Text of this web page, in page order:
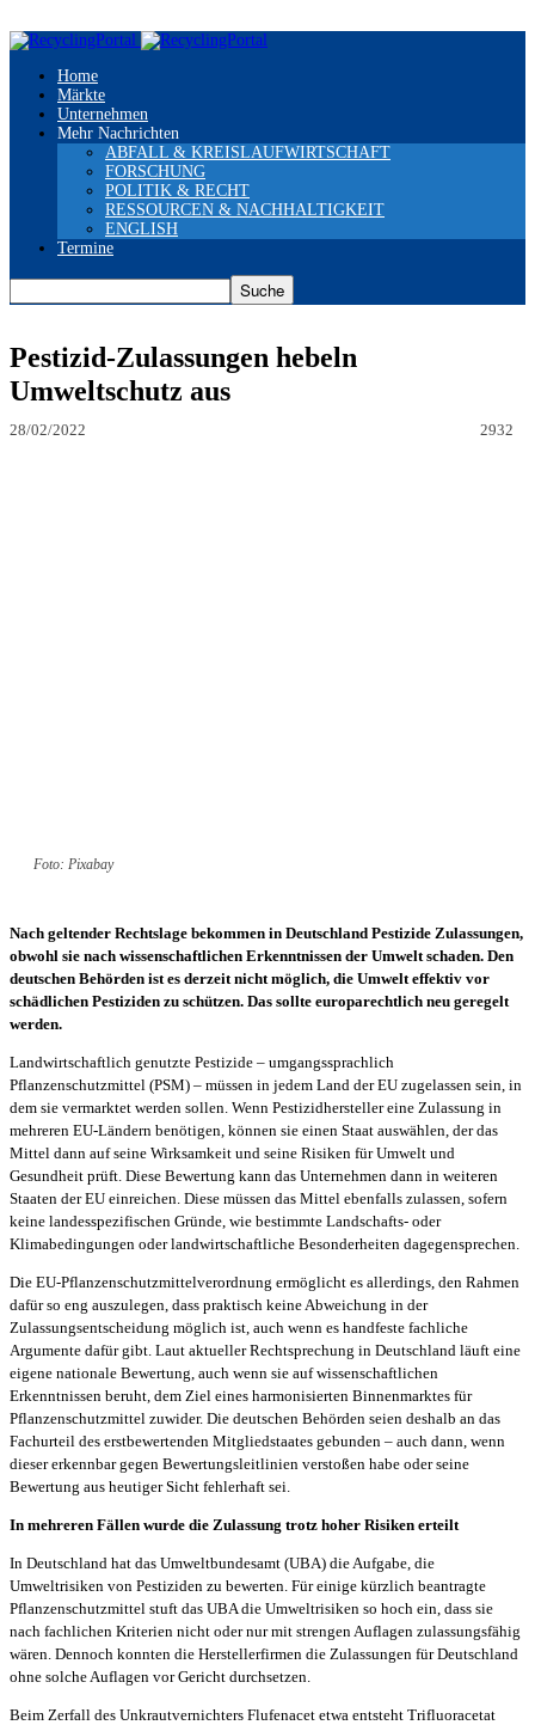
Home
Märkte
Unternehmen
Mehr Nachrichten
ABFALL & KREISLAUFWIRTSCHAFT
FORSCHUNG
POLITIK & RECHT
RESSOURCEN & NACHHALTIGKEIT
ENGLISH
Termine
Pestizid-Zulassungen hebeln
Umweltschutz aus
28/02/2022 2932
Foto: Pixabay
Nach geltender Rechtslage bekommen in Deutschland Pestizide Zulassungen,
obwohl sie nach wissenschaftlichen Erkenntnissen der Umwelt schaden. Den
deutschen Behörden ist es derzeit nicht möglich, die Umwelt effektiv vor
schädlichen Pestiziden zu schützen. Das sollte europarechtlich neu geregelt
werden.
Landwirtschaftlich genutzte Pestizide – umgangssprachlich
Pflanzenschutzmittel (PSM) – müssen in jedem Land der EU zugelassen sein, in
dem sie vermarktet werden sollen. Wenn Pestizidhersteller eine Zulassung in
mehreren EU-Ländern benötigen, können sie einen Staat auswählen, der das
Mittel dann auf seine Wirksamkeit und seine Risiken für Umwelt und
Gesundheit prüft. Diese Bewertung kann das Unternehmen dann in weiteren
Staaten der EU einreichen. Diese müssen das Mittel ebenfalls zulassen, sofern
keine landesspezifischen Gründe, wie bestimmte Landschafts- oder
Klimabedingungen oder landwirtschaftliche Besonderheiten dagegensprechen.
Die EU-Pflanzenschutzmittelverordnung ermöglicht es allerdings, den Rahmen
dafür so eng auszulegen, dass praktisch keine Abweichung in der
Zulassungsentscheidung möglich ist, auch wenn es handfeste fachliche
Argumente dafür gibt. Laut aktueller Rechtsprechung in Deutschland läuft eine
eigene nationale Bewertung, auch wenn sie auf wissenschaftlichen
Erkenntnissen beruht, dem Ziel eines harmonisierten Binnenmarktes für
Pflanzenschutzmittel zuwider. Die deutschen Behörden seien deshalb an das
Fachurteil des erstbewertenden Mitgliedstaates gebunden – auch dann, wenn
dieser erkennbar gegen Bewertungsleitlinien verstoßen habe oder seine
Bewertung aus heutiger Sicht fehlerhaft sei.
In mehreren Fällen wurde die Zulassung trotz hoher Risiken erteilt
In Deutschland hat das Umweltbundesamt (UBA) die Aufgabe, die
Umweltrisiken von Pestiziden zu bewerten. Für einige kürzlich beantragte
Pflanzenschutzmittel stuft das UBA die Umweltrisiken so hoch ein, dass sie
nach fachlichen Kriterien nicht oder nur mit strengen Auflagen zulassungsfähig
wären. Dennoch konnten die Herstellerfirmen die Zulassungen für Deutschland
ohne solche Auflagen vor Gericht durchsetzen.
Beim Zerfall des Unkrautvernichters Flufenacet etwa entsteht Trifluoracetat